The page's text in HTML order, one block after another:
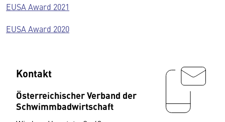
EUSA Award 2021
EUSA Award 2020
Kontakt
Österreichischer Verband der
Schwimmbadwirtschaft